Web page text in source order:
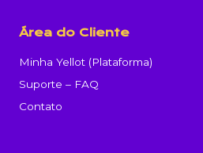
Área do Cliente
Minha Yellot (Plataforma)
Suporte – FAQ
Contato